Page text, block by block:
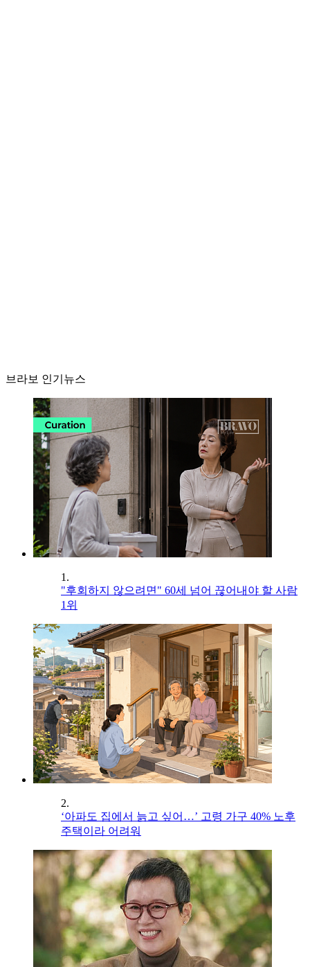
브라보 인기뉴스
1.
"후회하지 않으려면" 60세 넘어 끊어내야 할 사람
1위
2.
‘아파도 집에서 늙고 싶어…’ 고령 가구 40% 노후
주택이라 어려워